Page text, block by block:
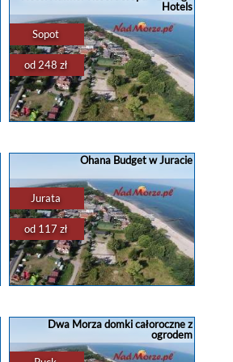
plaży ?️, co czyni go idealnym wyborem
...
apartamenty ,domki,rezerwacja...
od 248 zł
Sopot
Hotels
Hotels Sopot to luksusowy obiekt,
który oferuje szeroką gamę
relaksujący ...
apartamenty ,domki,rezerwacja...
od 117 zł
Jurata
Ohana Budget w Juracie
Juracie? ?Jurata to miejscowość w
województwie pomorskim? położona
na Mierzei Helskiej, nad Morzem ...
Dwa Morza domki całoroczne z
ogrodem